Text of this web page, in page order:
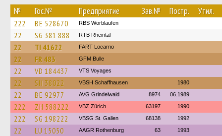
№ Гос.№ Предприятие Зав.№ Постр. Утил.
222 BE 528670 RBS Worblaufen
22 SG 381 888 RTB Rheintal
22 TI 41622 FART Locarno
22 FR 483 GFM Bulle
22 VD 184437 VTS Voyages
22 SH 38022 VBSH Schaffhausen 1980
22 BE 92977 AVG Grindelwald 8974 06.1989
222 ZH 588222 VBZ Zürich 63197 1990
222 SG 198222 VBSG St. Gallen 68138 1992
22 LU 15050 AAGR Rothenburg 63 1993